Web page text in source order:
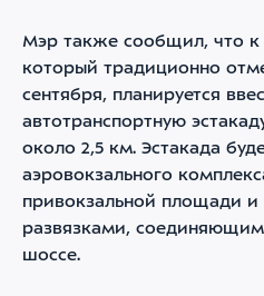
Мэр также сообщил, что к
который традиционно
сентября, планируется
автотранспортную
около 2,5 км. Эстакада
аэровокзального
привокзальной площади и
развязками,
шоссе.